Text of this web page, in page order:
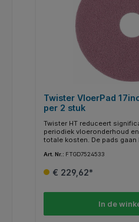
Twister VloerPad
per 2 stuk
Twister HT reduceert
periodiek vloeronderhoud
totale kosten. De pads gaan
in een schone stralende en
voor en dagelijkse reiniging
Art. Nr.: FTGD7524533
€ 229,62*
In de